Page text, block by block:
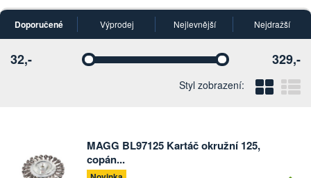
Doporučené Výprodej Nejlevnější Nejdražší
Vyberte Vyberte
32,- 329,-
Styl zobrazení:
MAGG BL97125 Kartáč okružní 125,
copán... Počet